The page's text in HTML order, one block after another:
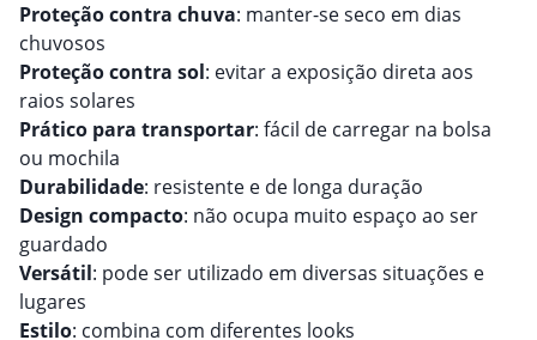
Proteção contra chuva: manter-se seco em dias
chuvosos
Proteção contra sol: evitar a exposição direta aos
raios solares
Prático para transportar: fácil de carregar na bolsa
ou mochila
Durabilidade: resistente e de longa duração
Design compacto: não ocupa muito espaço ao ser
guardado
Versátil: pode ser utilizado em diversas situações e
lugares
Estilo: combina com diferentes looks